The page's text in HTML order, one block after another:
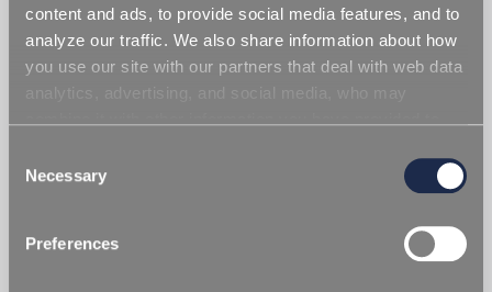
content and ads, to provide social media features, and to
analyze our traffic. We also share information about how
you use our site with our partners that deal with web data
services. Simply closing the banner does not signify your
acceptance of cookies and other technologies. Please,
. Consent can be expressed by
clicking "Accept all cookies" or by selecting the different
Selection
Necessary
Preferences